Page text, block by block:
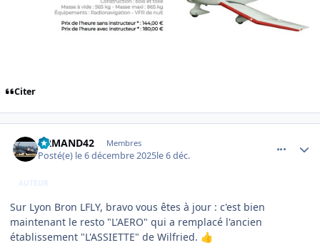
Citer
ARMAND42 Membres
Posté(e) le 6 décembre 2025le 6 déc.
AUTEUR
Sur Lyon Bron LFLY, bravo vous êtes à jour : c'est bien
maintenant le resto "L'AERO" qui a remplacé l'ancien
établissement "L'ASSIETTE" de Wilfried. 👍